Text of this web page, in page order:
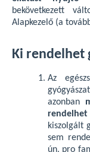
bekövetkezett
Alapkezelő (a
Ki rendelhet
Az
azonban
rendelhet
kiszolgált
sem
ún. pro